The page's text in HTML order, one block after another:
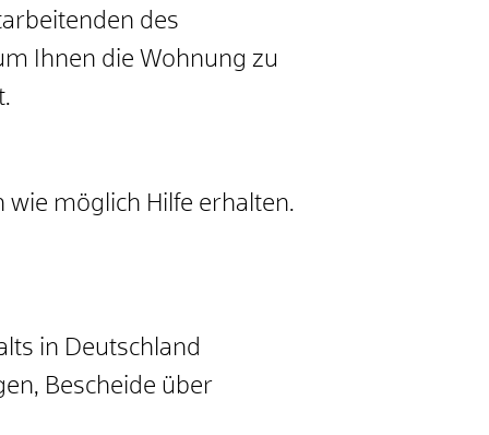
des
Ihnen die Wohnung zu
wie möglich Hilfe erhalten.
in Deutschland
Bescheide über